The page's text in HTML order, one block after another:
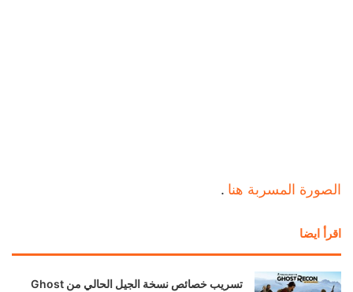
الصورة المسربة هنا .
اقرأ ايضا
تسريب خصائص نسخة الجيل الحالي من Ghost